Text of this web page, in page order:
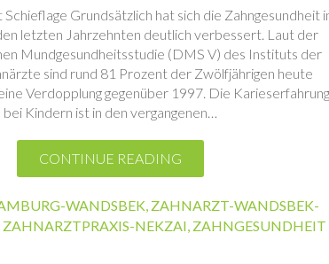
Schieflage Grundsätzlich hat sich die Zahngesundheit
letzten Jahrzehnten deutlich verbessert. Laut der
Mundgesundheitsstudie (DMS V) des Instituts der
sind rund 81 Prozent der Zwölfjährigen heute
Verdopplung gegenüber 1997. Die Karieserfahrung
bei Kindern ist in den vergangenen…
CONTINUE READING
WANDSBEK ZAHNARZT-WANDSBEK-
ZAHNARZTPRAXIS-NEKZAI ZAHNGESUNDHEIT